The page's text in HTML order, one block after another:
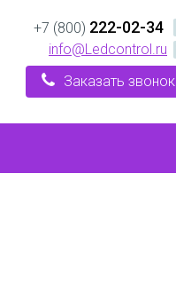
+7 (800) 222-02-34
info@Ledcontrol.ru
Заказать звонок